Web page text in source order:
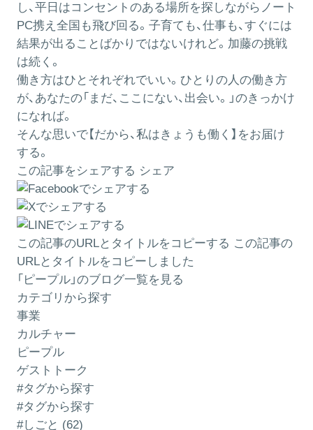
し、平日はコンセントのある場所を探しながらノート
PC携え全国も飛び回る。子育ても、仕事も、すぐには
結果が出ることばかりではないけれど。加藤の挑戦
は続く。
働き方はひとそれぞれでいい。ひとりの人の働き方
が、あなたの「まだ、ここにない、出会い。」のきっかけ
になれば。
そんな思いで【だから、私はきょうも働く】をお届け
する。
この記事をシェアする シェア
この記事のURLとタイトルをコピーする この記事の
URLとタイトルをコピーしました
「ピープル」のブログ一覧を見る
カテゴリから探す
事業
カルチャー
ピープル
ゲストトーク
#タグから探す
#タグから探す
#しごと (62)